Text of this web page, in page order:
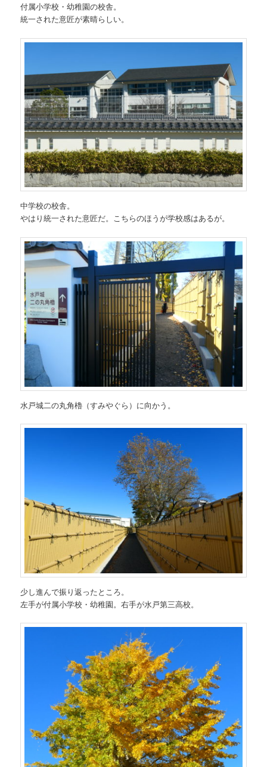
付属小学校・幼稚園の校舎。
統一された意匠が素晴らしい。
中学校の校舎。
やはり統一された意匠だ。こちらのほうが学校感はあるが。
水戸城二の丸角櫓（すみやぐら）に向かう。
少し進んで振り返ったところ。
左手が付属小学校・幼稚園。右手が水戸第三高校。